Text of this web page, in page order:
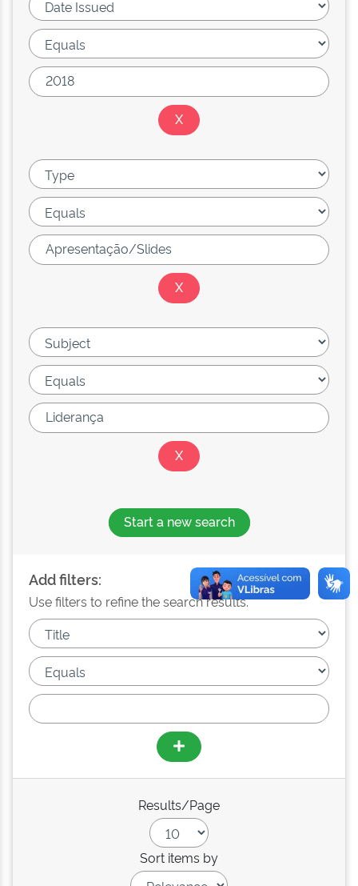
Start a new search
Add filters:
Use filters to refine the search results.
Results/Page
Sort items by